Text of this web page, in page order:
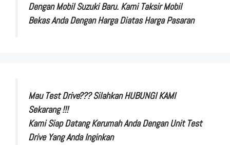
Dengan Mobil Suzuki Baru. Kami Taksir Mobil
Bekas Anda Dengan Harga Diatas Harga Pasaran
Mau Test Drive??? Silahkan HUBUNGI KAMI
Sekarang !!!
Kami Siap Datang Kerumah Anda Dengan Unit Test
Drive Yang Anda Inginkan